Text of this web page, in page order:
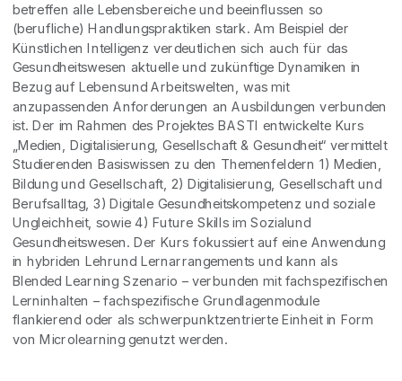
betreffen alle Lebensbereiche und beeinflussen so
(berufliche) Handlungspraktiken stark. Am Beispiel der
Künstlichen Intelligenz verdeutlichen sich auch für das
Gesundheitswesen aktuelle und zukünftige Dynamiken in
Bezug auf Lebensund Arbeitswelten, was mit
anzupassenden Anforderungen an Ausbildungen verbunden
ist. Der im Rahmen des Projektes BASTI entwickelte Kurs
„Medien, Digitalisierung, Gesellschaft & Gesundheit“ vermittelt
Studierenden Basiswissen zu den Themenfeldern 1) Medien,
Bildung und Gesellschaft, 2) Digitalisierung, Gesellschaft und
Berufsalltag, 3) Digitale Gesundheitskompetenz und soziale
Ungleichheit, sowie 4) Future Skills im Sozialund
Gesundheitswesen. Der Kurs fokussiert auf eine Anwendung
in hybriden Lehrund Lernarrangements und kann als
Blended Learning Szenario – verbunden mit fachspezifischen
Lerninhalten – fachspezifische Grundlagenmodule
flankierend oder als schwerpunktzentrierte Einheit in Form
von Microlearning genutzt werden.